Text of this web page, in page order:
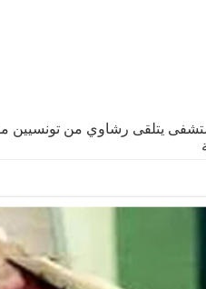
يتلقى رشاوي من تونسيين